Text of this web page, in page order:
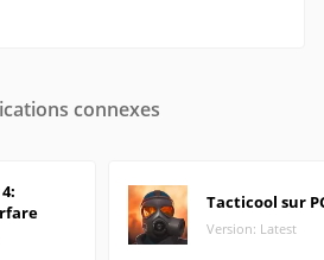
connexes
Tacticool sur
Version: Latest